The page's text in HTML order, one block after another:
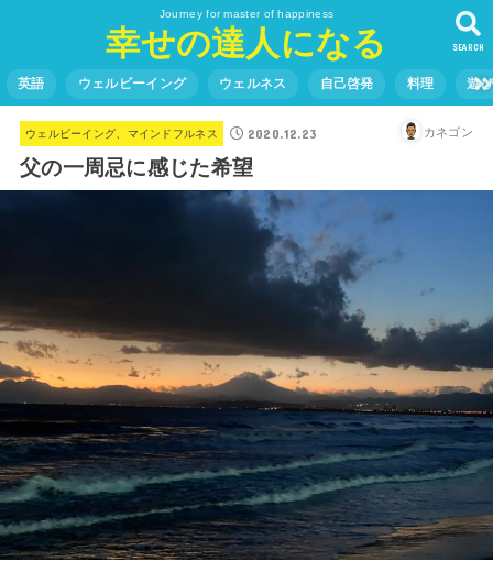
Journey for master of happiness
幸せの達人になる SEARCH
英語 ウェルビーイング ウェルネス 自己啓発 料理 遊
ウェルビーイング、マインドフルネス 2020.12.23 カネゴン
父の一周忌に感じた希望